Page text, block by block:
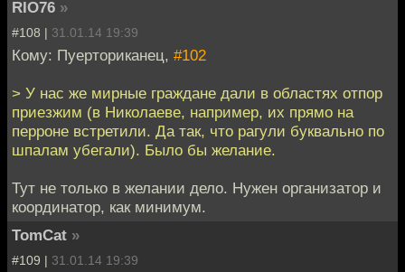
RIO76 »
#108 | 31.01.14 19:39
Кому: Пуерториканец, #102
> У нас же мирные граждане дали в областях отпор
приезжим (в Николаеве, например, их прямо на
перроне встретили. Да так, что рагули буквально по
шпалам убегали). Было бы желание.
Тут не только в желании дело. Нужен организатор и
координатор, как минимум.
TomCat »
#109 | 31.01.14 19:39